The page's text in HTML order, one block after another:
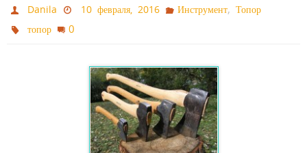
Danila 10 февраля, 2016 Инструмент, Топор
топор
0